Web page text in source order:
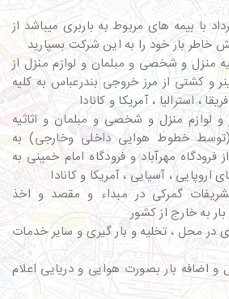
با بیمه های مربوط به باربری میباشد از
خاطر بار خود را به این شرکت بسپارید
منزل و شخصی و مبلمان و لوازم منزل از
و کشتی از مرز خروجی بندرعباس به کلیه
، استرالیا ، آمریکا و کانادا
لوازم منزل و شخصی و مبلمان و اثاثیه
خطوط هوایی داخلی وخارجی) به
فرودگاه مهرآباد و فرودگاه امام خمینی به
، آسیایی ، آمریکا و کانادا
گمرکی در مبداء و مقصد و اخذ
به خارج از کشور
در محل ، تخلیه و بار گیری و سایر خدمات
اضافه بار بصورت هوایی و دریایی اعلام